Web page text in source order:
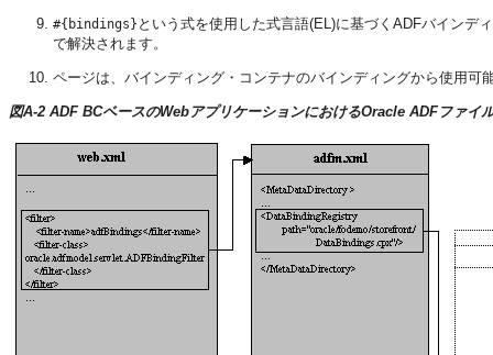
#{bindings} という式を使用した式言語(EL)に基づくADFバインデ
で解決されます。
ページは、バインディング・コンテナのバインディングから使用可
図A-2 ADF BCベースのWebアプリケーションにおけるOracle ADFファイ